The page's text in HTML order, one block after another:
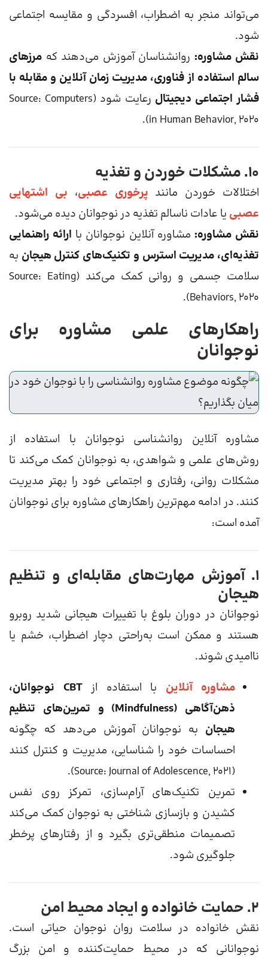
می‌تواند منجر به اضطراب، افسردگی و مقایسه اجتماعی
شود.
نقش مشاوره: روانشناسان آموزش می‌دهند که مرزهای
سالم استفاده از فناوری، مدیریت زمان آنلاین و مقابله با
فشار اجتماعی دیجیتال
رعایت شود (Source: Computers
in Human Behavior, 2020).
۱۰. مشکلات خوردن و تغذیه
اختلالات خوردن مانند پرخوری عصبی، بی اشتهایی
عصبی یا عادات ناسالم تغذیه در نوجوانان دیده می‌شود.
نقش مشاوره: مشاوره آنلاین نوجوانان با ارائه راهنمایی
تغذیه‌ای، مدیریت استرس و تکنیک‌های کنترل هیجان به
سلامت جسمی و روانی کمک می‌کند (Source: Eating
Behaviors, 2020).
راهکارهای علمی مشاوره برای
نوجوانان
مشاوره آنلاین روانشناسی نوجوانان با استفاده از
روش‌های علمی و شواهدی، به نوجوانان کمک می‌کند تا
مشکلات روانی، رفتاری و اجتماعی خود را بهتر مدیریت
کنند. در ادامه مهم‌ترین راهکارهای مشاوره برای نوجوانان
آمده است:
۱. آموزش مهارت‌های مقابله‌ای و تنظیم
هیجان
نوجوانان در دوران بلوغ با تغییرات هیجانی شدید روبرو
هستند و ممکن است به‌راحتی دچار اضطراب، خشم یا
ناامیدی شوند.
مشاوره آنلاین با استفاده از
CBT نوجوانان،
ذهن‌آگاهی (Mindfulness) و تمرین‌های تنظیم
هیجان به نوجوانان آموزش می‌دهد که چگونه
احساسات خود را شناسایی، مدیریت و کنترل کنند
(Source: Journal of Adolescence, 2021).
تمرین تکنیک‌های آرام‌سازی، تمرکز روی نفس
کشیدن و بازسازی شناختی به نوجوان کمک می‌کند
تصمیمات منطقی‌تری بگیرد و از رفتارهای پرخطر
جلوگیری شود.
۲. حمایت خانواده و ایجاد محیط امن
نقش خانواده در سلامت روان نوجوان حیاتی است.
نوجوانانی که در محیط حمایت‌کننده و امن بزرگ